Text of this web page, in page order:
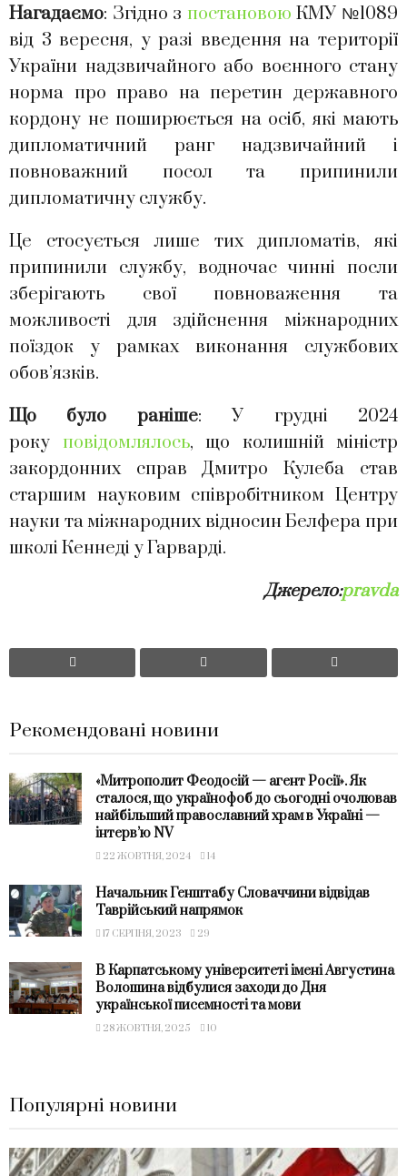
Нагадаємо: Згідно з постановою КМУ №1089
від 3 вересня, у разі введення на території
України надзвичайного або воєнного стану
норма про право на перетин державного
кордону не поширюється на осіб, які мають
дипломатичний ранг надзвичайний і
повноважний посол та припинили
дипломатичну службу.
Це стосується лише тих дипломатів, які
припинили службу, водночас чинні посли
зберігають свої повноваження та
можливості для здійснення міжнародних
поїздок у рамках виконання службових
обов’язків.
Що було раніше: У грудні 2024
року повідомлялось, що колишній міністр
закордонних справ Дмитро Кулеба став
старшим науковим співробітником Центру
науки та міжнародних відносин Белфера при
школі Кеннеді у Гарварді.
Джерело:pravda
Рекомендовані новини
«Митрополит Феодосій — агент Росії». Як
сталося, що українофоб до сьогодні очолював
найбільший православний храм в Україні —
інтерв’ю NV
22 ЖОВТНЯ, 2024 14
Начальник Генштабу Словаччини відвідав
Таврійський напрямок
17 СЕРПНЯ, 2023 29
В Карпатському університеті імені Августина
Волошина відбулися заходи до Дня
української писемності та мови
28 ЖОВТНЯ, 2025 10
Популярні новини